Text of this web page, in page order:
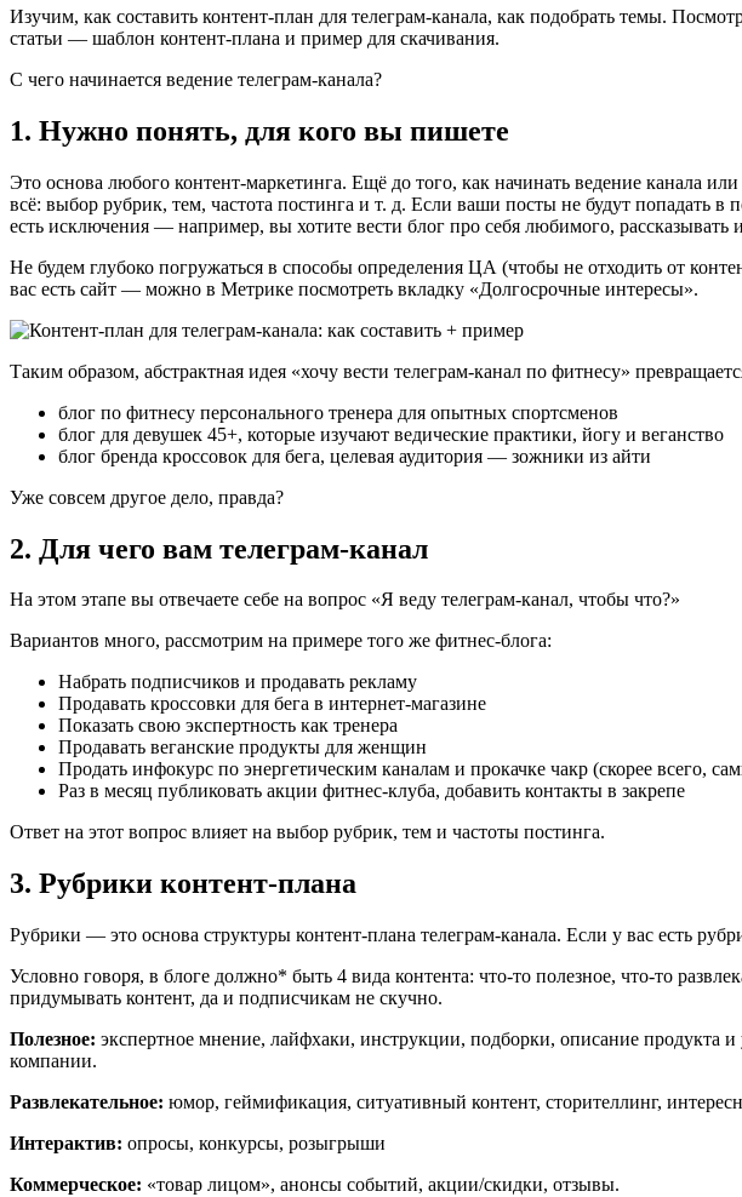
Изучим, как составить контент-план для телеграм-канала, как подобрать темы.
статьи — шаблон контент-плана и пример для скачивания.
С чего начинается ведение телеграм-канала?
1. Нужно понять, для кого вы пишете
Это основа любого контент-маркетинга. Ещё до того, как начинать ведение канала
всё: выбор рубрик, тем, частота постинга и т. д. Если ваши посты не будут попадать в
есть исключения — например, вы хотите вести блог про себя любимого,
Не будем глубоко погружаться в способы определения ЦА (чтобы не отходить от
вас есть сайт — можно в Метрике посмотреть вкладку «Долгосрочные интересы».
Таким образом, абстрактная идея «хочу вести телеграм-канал по фитнесу»
блог по фитнесу персонального тренера для опытных спортсменов
блог для девушек 45+, которые изучают ведические практики, йогу и веганство
блог бренда кроссовок для бега, целевая аудитория — зожники из айти
Уже совсем другое дело, правда?
2. Для чего вам телеграм-канал
На этом этапе вы отвечаете себе на вопрос «Я веду телеграм-канал, чтобы что?»
Вариантов много, рассмотрим на примере того же фитнес-блога:
Набрать подписчиков и продавать рекламу
Продавать кроссовки для бега в интернет-магазине
Показать свою экспертность как тренера
Продавать веганские продукты для женщин
Продать инфокурс по энергетическим каналам и прокачке чакр (скорее всего,
Раз в месяц публиковать акции фитнес-клуба, добавить контакты в закрепе
Ответ на этот вопрос влияет на выбор рубрик, тем и частоты постинга.
3. Рубрики контент-плана
Рубрики — это основа структуры контент-плана телеграм-канала. Если у вас есть
Условно говоря, в блоге должно* быть 4 вида контента: что-то полезное, что-то
придумывать контент, да и подписчикам не скучно.
Полезное: экспертное мнение, лайфхаки, инструкции, подборки, описание продукта
компании.
Развлекательное: юмор, геймификация, ситуативный контент, сторителлинг,
Интерактив: опросы, конкурсы, розыгрыши
Коммерческое: «товар лицом», анонсы событий, акции/скидки, отзывы.